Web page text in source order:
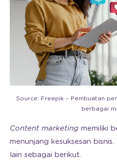
Source: Freepik – Pembuatan
berbagai
Content marketing memiliki
menunjang kesuksesan
lain sebagai berikut.